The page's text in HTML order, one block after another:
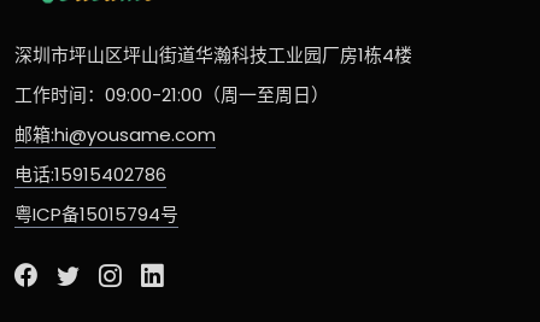
深圳市坪山区坪山街道华瀚科技工业园厂房1栋4楼
工作时间：09:00-21:00（周一至周日）
邮箱:hi@yousame.com
电话:15915402786
粤ICP备15015794号